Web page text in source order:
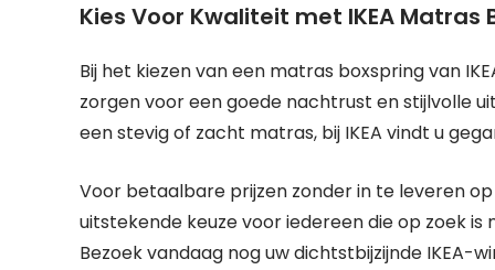
Kies Voor Kwaliteit met IKEA Matras
Bij het kiezen van een matras boxspring van
zorgen voor een goede nachtrust en stijlvolle
een stevig of zacht matras, bij IKEA vindt u
Voor betaalbare prijzen zonder in te leveren
uitstekende keuze voor iedereen die op zoek
Bezoek vandaag nog uw dichtstbijzijnde IKEA-